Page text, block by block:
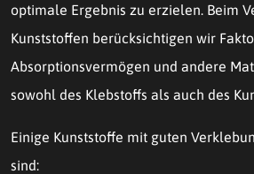
optimale Ergebnis zu erzielen. Beim
Kunststoffen berücksichtigen wir
Absorptionsvermögen und andere
sowohl des Klebstoffs als auch des
Einige Kunststoffe mit guten
sind: